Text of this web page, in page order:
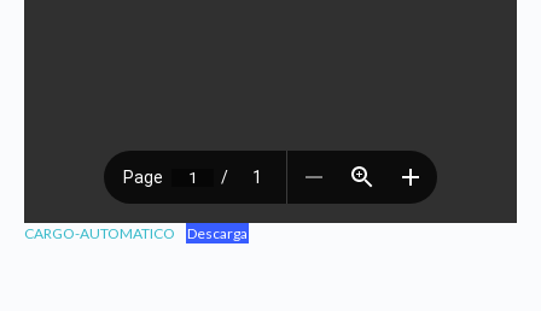
CARGO-AUTOMATICO Descarga